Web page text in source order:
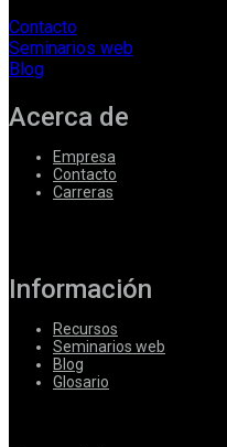
Contacto
Seminarios web
Blog
Acerca de
Empresa
Contacto
Carreras
Información
Recursos
Seminarios web
Blog
Glosario